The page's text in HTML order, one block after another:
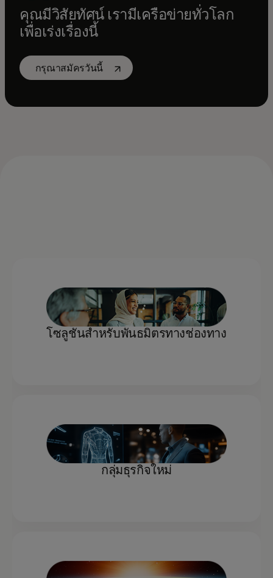
คุณมีวิสัยทัศน์ เรามีเครือข่ายทั่วโลก
เพื่อเร่งเรื่องนี้
กรุณาสมัครวันนี้ opens in a new tab
โซลูชันสำหรับพันธมิตรทางช่องทาง
กลุ่มธุรกิจใหม่